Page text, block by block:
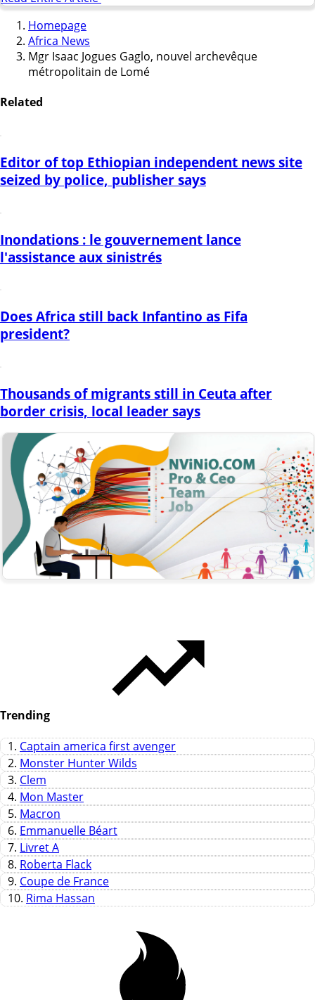
Homepage
Africa News
Mgr Isaac Jogues Gaglo, nouvel archevêque
métropolitain de Lomé
Related
Editor of top Ethiopian independent news site
seized by police, publisher says
Inondations : le gouvernement lance
l'assistance aux sinistrés
Does Africa still back Infantino as Fifa
president?
Thousands of migrants still in Ceuta after
border crisis, local leader says
Trending
1. Captain america first avenger
2. Monster Hunter Wilds
3. Clem
4. Mon Master
5. Macron
6. Emmanuelle Béart
7. Livret A
8. Roberta Flack
9. Coupe de France
10. Rima Hassan